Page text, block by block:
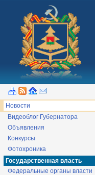
Новости
Видеоблог Губернатора
Объявления
Конкурсы
Фотохроника
Государственная власть
Федеральные органы власти